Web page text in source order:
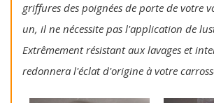
griffures des poignées de porte de votre
un, il ne nécessite pas l'application de
Extrêmement résistant aux lavages et
redonnera l'éclat d'origine à votre